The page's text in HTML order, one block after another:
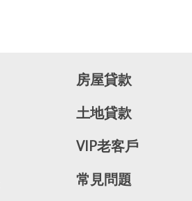
房屋貸款
土地貸款
VIP老客戶
常見問題